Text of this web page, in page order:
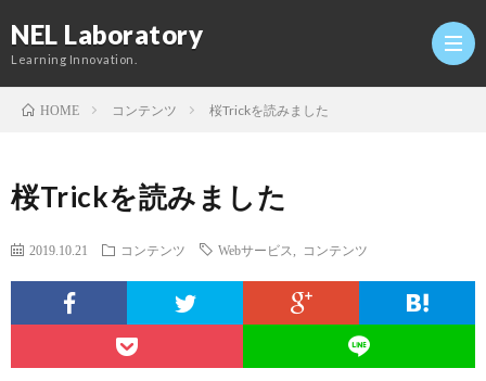
NEL Laboratory
Learning Innovation.
究
HOME コンテンツ 桜Trickを読みました
桜Trickを読みました
2019.10.21 コンテンツ Webサービス コンテンツ